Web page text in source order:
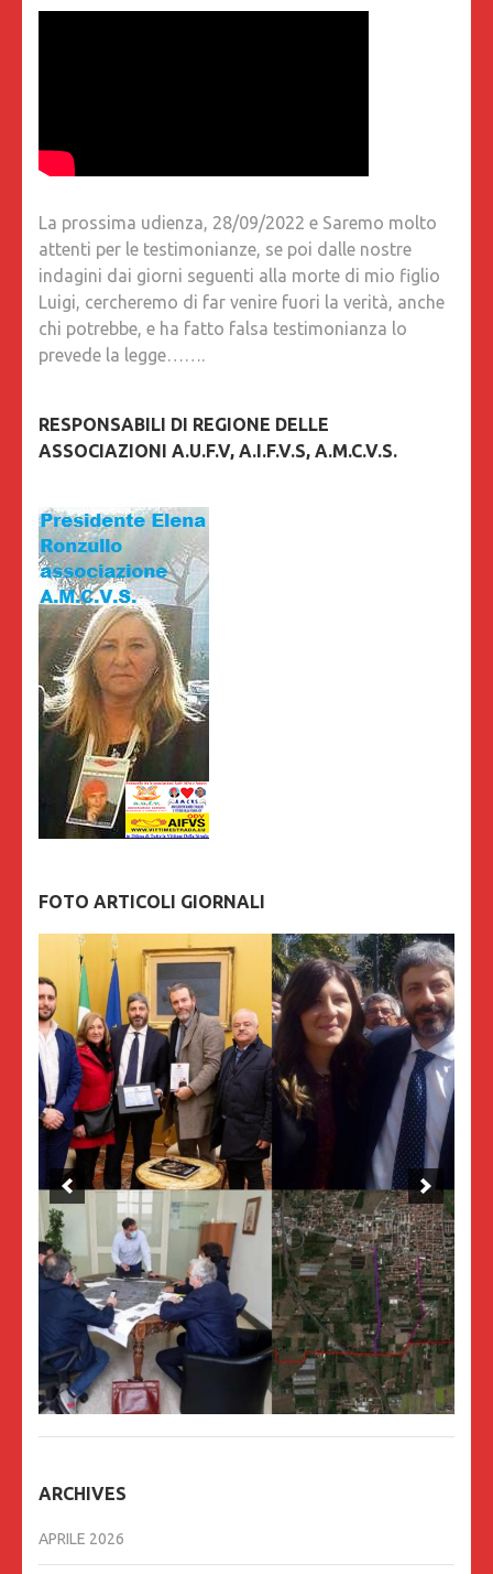
La prossima udienza, 28/09/2022 e Saremo molto
attenti per le testimonianze, se poi dalle nostre
indagini dai giorni seguenti alla morte di mio figlio
Luigi, cercheremo di far venire fuori la verità, anche
chi potrebbe, e ha fatto falsa testimonianza lo
prevede la legge…….
RESPONSABILI DI REGIONE DELLE
ASSOCIAZIONI A.U.F.V, A.I.F.V.S, A.M.C.V.S.
FOTO ARTICOLI GIORNALI
ARCHIVES
APRILE 2026